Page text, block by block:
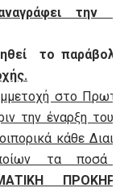
την
το
στο
την έναρξη
κάθε
τα